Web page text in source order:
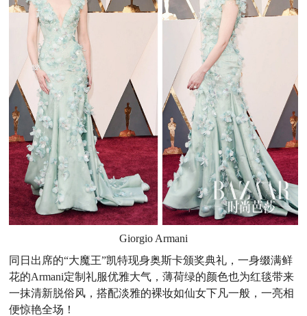
Giorgio Armani
同日出席的“大魔王”凯特现身奥斯卡颁奖典礼，一身缀满鲜
花的Armani定制礼服优雅大气，薄荷绿的颜色也为红毯带来
一抹清新脱俗风，搭配淡雅的裸妆如仙女下凡一般，一亮相
便惊艳全场！